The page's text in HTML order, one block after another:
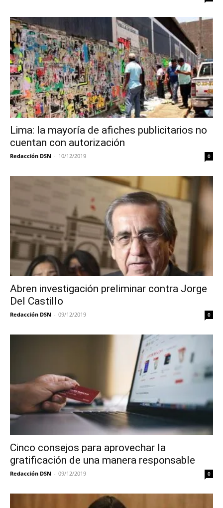
Lima: la mayoría de afiches publicitarios no
cuentan con autorización
Redacción DSN - 10/12/2019 0
Abren investigación preliminar contra Jorge
Del Castillo
Redacción DSN - 09/12/2019 0
Cinco consejos para aprovechar la
gratificación de una manera responsable
Redacción DSN - 09/12/2019 0